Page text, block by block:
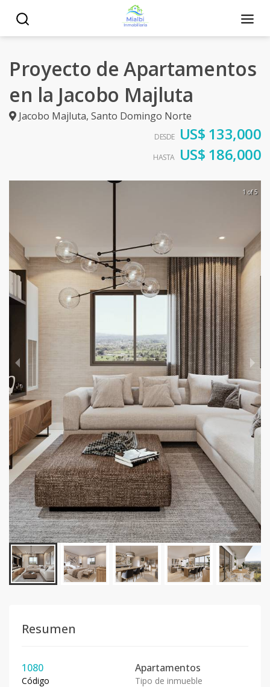
Proyecto de Apartamentos
en la Jacobo Majluta
Jacobo Majluta, Santo Domingo Norte
DESDE US$ 133,000
HASTA US$ 186,000
1 of 5
Resumen
1080
Código
Apartamentos
Tipo de inmueble